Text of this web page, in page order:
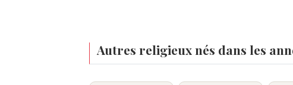
Autres religieux nés dans les